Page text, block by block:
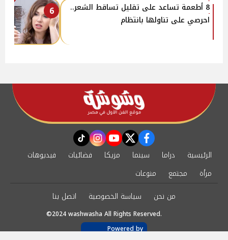
6
8 أطعمة تساعد على تقليل تساقط الشعر..
احرصي على تناولها بانتظام
facebook
twitter
youtube
instagram
tiktok
الرئيسية دراما سينما مزيكا فضائيات
فيديوهات
مرأة
مجتمع
منوعات
من نحن
سياسة الخصوصية اتصل بنا
©2024 washwasha All Rights Reserved.
Powered by